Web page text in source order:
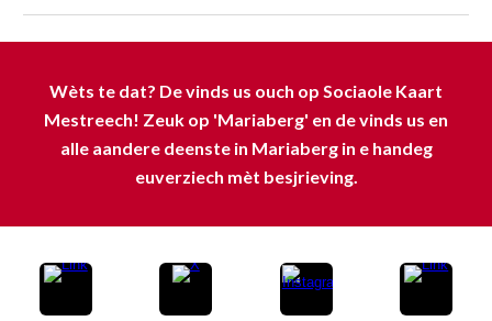
Wèts te dat? De vinds us ouch op Sociaole Kaart
Mestreech! Zeuk op 'Mariaberg' en de vinds us en
alle aandere deenste in Mariaberg in e handeg
euverziech mèt besjrieving.